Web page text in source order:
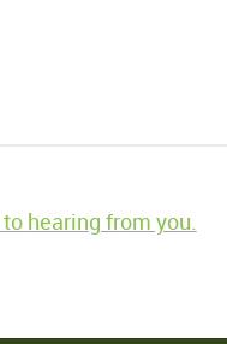
hearing from you.